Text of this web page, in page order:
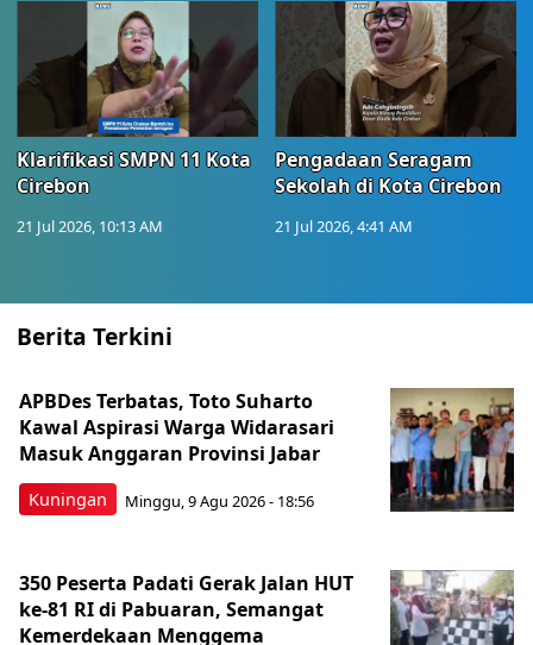
Klarifikasi SMPN 11 Kota
Cirebon
21 Jul 2026, 10:13 AM
Pengadaan Seragam
Sekolah di Kota Cirebon
21 Jul 2026, 4:41 AM
Berita Terkini
Kuningan
APBDes Terbatas, Toto Suharto
Kawal Aspirasi Warga Widarasari
Masuk Anggaran Provinsi Jabar
Minggu, 9 Agu 2026 - 18:56
350 Peserta Padati Gerak Jalan HUT
ke-81 RI di Pabuaran, Semangat
Kemerdekaan Menggema